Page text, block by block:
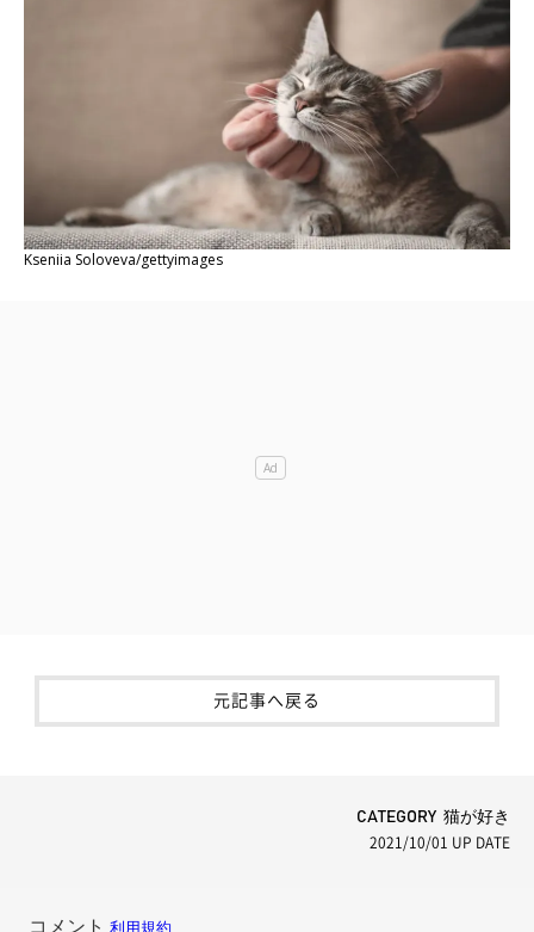
Kseniia Soloveva/gettyimages
元記事へ戻る
CATEGORY 猫が好き
2021/10/01 UP DATE